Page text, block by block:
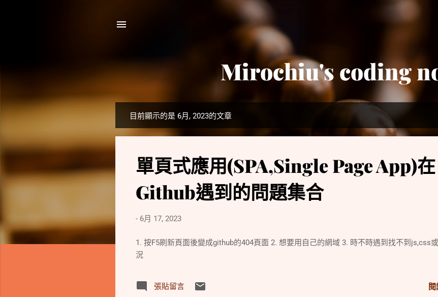
Mirochiu's coding
表
目前顯示的是 6月, 2023的文章
單頁式應用(SPA,Single Page App)在
Github遇到的問題集合
- 6月 17, 2023
1. 按F5刷新頁面後變成github的404頁面 2. 想要用自己的網域 3. 時不時遇到找不到js,css
況
張貼留言